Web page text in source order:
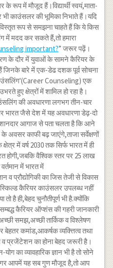
के रूप में मौजूद हैं।विद्यार्थी स्वयं,माता-
भी काउंसलर की भूमिका निभाते हैं।यदि
रूप से समझना चाहते हैं कि ये किस
में मदद कर सकते हैं,तो हमारा
important?” जरूर पढ़ें।
के दौर में युवाओं के सामने कैरियर के
जिनके बारे में एक-डेढ दशक पूर्व सोचना
Counseling) एक
हुए क्षेत्रों में शामिल हो रहा है।
की अवधारणा लगभग तीन-चार
भारत जैसे देश में यह अवधारणा डेढ़-दो
आगाज से पता चलता है कि आने
अवसर काफी बढ़ जाएंगे,ताजा सर्वेक्षणों
में वर्ष 2030 तक सिर्फ भारत में ही
वैश्विक स्तर पर 25 लाख
में भारत में
व प्रौद्योगिकी का जिस तेजी से विकास
स्किल्ड कैरियर काउंसलर उपलब्ध नहीं
है ही,बेहद चुनौतीपूर्ण भी है.क्योंकि
कैरियर ऑप्शंस की गहरी जानकारी
अच्छी समझ,अच्छी तार्किक व विश्लेषण
बेहतर कमांड,आकर्षक व्यक्त्तित्व तथा
प्रजेंटेशन का होना बेहद जरूरी है।
का व्यावहारिक ज्ञान भी है तो सोने
आपमें यह सब गुण मौजूद है,तो आप